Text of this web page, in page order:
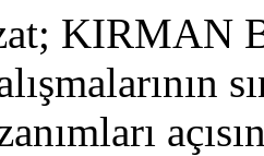
KIRMAN